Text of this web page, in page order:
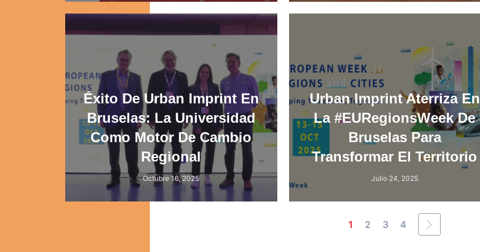
Éxito De Urban Imprint En
Bruselas: La Universidad
Como Motor De Cambio
Regional
Octubre 16, 2025
Urban Imprint Aterriza En
La #EURegionsWeek De
Bruselas Para
Transformar El Territorio
Julio 24, 2025
1 2 3 4